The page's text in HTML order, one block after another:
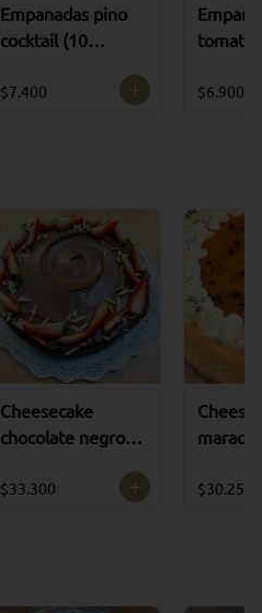
Empanadas pino
cocktail (10
$7.400
tomate
$6.900
Cheesecake
chocolate negro (
$33.300 $30.250